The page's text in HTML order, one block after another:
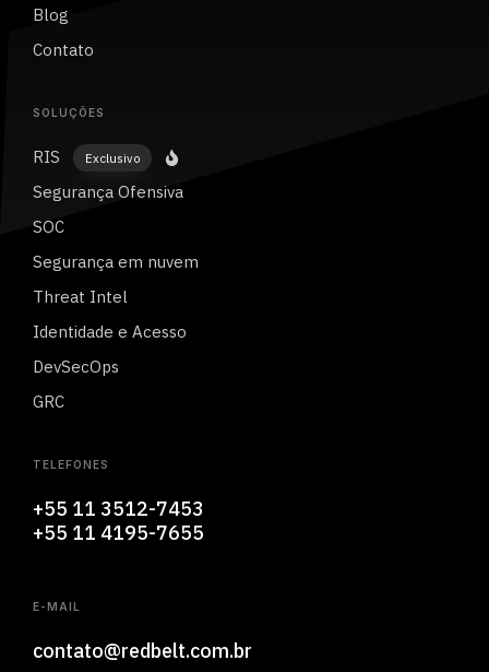
Blog
Contato
SOLUÇÕES
RIS Exclusivo
Segurança Ofensiva
SOC
Segurança em nuvem
Threat Intel
Identidade e Acesso
DevSecOps
GRC
TELEFONES
+55 11 3512-7453
+55 11 4195-7655
E-MAIL
contato@redbelt.com.br